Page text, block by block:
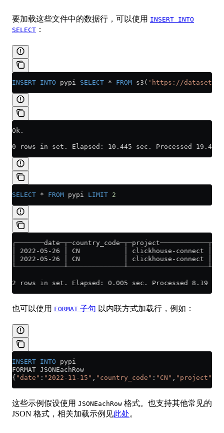
要加载这些文件中的数据行，可以使用 INSERT INTO
SELECT ：
INSERT INTO pypi SELECT * FROM s3( 'https://datasets-
Ok.
0 rows in set. Elapsed: 10.445 sec. Processed
SELECT * FROM pypi LIMIT 2
│ 2022-05-26 │ CN           │ clickhouse-
│ 2022-05-26 │ CN           │ clickhouse-
2 rows in set. Elapsed: 0.005 sec. Processed 8.19
也可以使用 FORMAT 子句 以内联方式加载行，例如：
INSERT INTO pypi
FORMAT JSONEachRow
{ "date" : "2022-11-15" , "country_code" : "CN" , "project"
这些示例假设使用 JSONEachRow 格式。也支持其他常见的
JSON 格式，相关加载示例见此处。